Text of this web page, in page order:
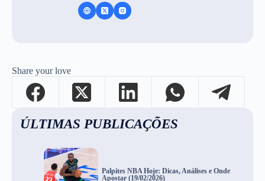
Share your love
ÚLTIMAS PUBLICAÇÕES
Palpites NBA Hoje: Dicas, Análises e Onde
Apostar (19/02/2026)